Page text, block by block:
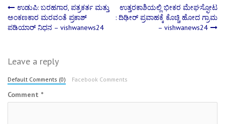
Post
navigation
ಉಡುಪಿ: ಬರಹಗಾರ, ಪತ್ರಕರ್ತ ಮತ್ತು
ಅಂಕಣಕಾರ ಮರವಂತೆ ಪ್ರಕಾಶ್
ಪಡಿಯಾರ್ ನಿಧನ – vishwanews24
ಉತ್ತರಕಾಶಿಯಲ್ಲಿ ಭೀಕರ ಮೇಘಸ್ಫೋಟ
: ದಿಢೀರ್ ಪ್ರವಾಹಕ್ಕೆ ಕೊಚ್ಚಿ ಹೋದ ಗ್ರಾಮ
– vishwanews24
Leave a reply
Default Comments (0) Facebook Comments
Comment *